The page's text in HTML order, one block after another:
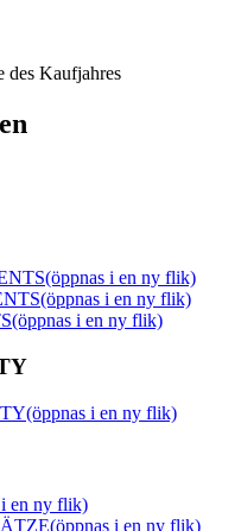
des Kaufjahres
(öppnas i en ny flik)
(öppnas i en ny flik)
(öppnas i en ny flik)
(öppnas i en ny flik)
i en ny flik)
(öppnas i en ny flik)